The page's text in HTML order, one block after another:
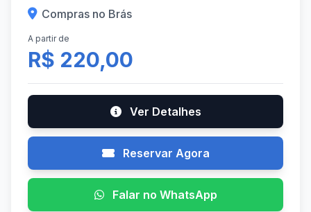
Compras no Brás
A partir de
R$ 220,00
Ver Detalhes
Reservar Agora
Falar no WhatsApp